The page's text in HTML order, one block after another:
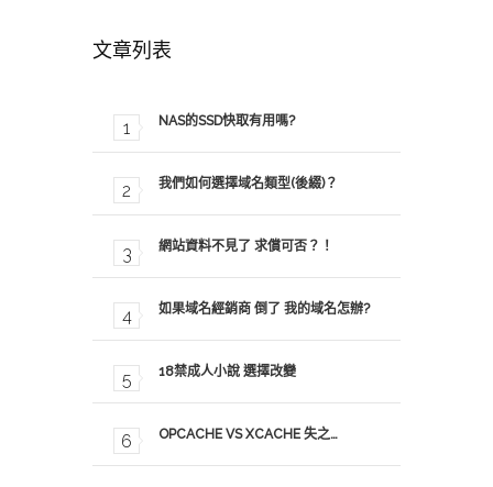
以下為主機 Ping 反應數值... 以下為主機 Ping
文章列表
NAS的SSD快取有用嗎?
我們如何選擇域名類型(後綴)？
網站資料不見了 求償可否？！
如果域名經銷商 倒了 我的域名怎辦?
18禁成人小說 選擇改變
OPCACHE VS XCACHE 失之…